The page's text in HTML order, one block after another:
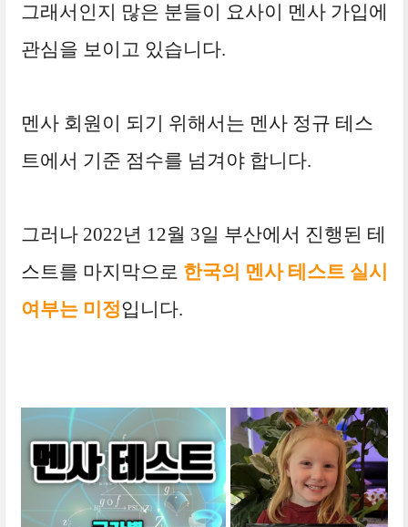
그래서인지 많은 분들이 요사이 멘사 가입에
관심을 보이고 있습니다.
멘사 회원이 되기 위해서는 멘사 정규 테스
트에서 기준 점수를 넘겨야 합니다.
그러나 2022년 12월 3일 부산에서 진행된 테
스트를 마지막으로 한국의 멘사 테스트 실시
여부는 미정입니다.